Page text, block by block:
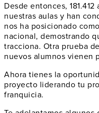
Desde entonces, 181.412
nuestras aulas y han
nos ha posicionado
nacional, demostrando
tracciona. Otra prueba
nuevos alumnos vienen
Ahora tienes la
proyecto liderando tu
franquicia.